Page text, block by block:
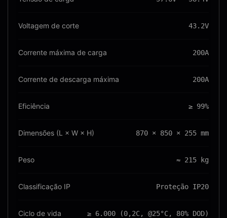
Voltagem de corte 43.2V
Corrente máxima de carga 200A
Corrente de descarga máxima 200A
Eficiência ≥ 99%
Dimensões (L × W × H) 870 × 850 × 255 mm
Peso ≈ 215 kg
Classificação IP Proteção IP20
Ciclo de vida ≥ 6.000 (0,2C, @25°C, 80% DOD)